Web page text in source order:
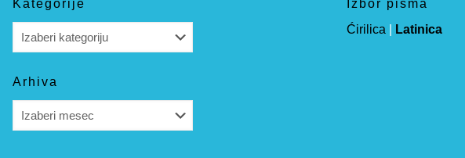
Kategorije
Arhiva
Izbor pisma
Ćirilica
Latinica